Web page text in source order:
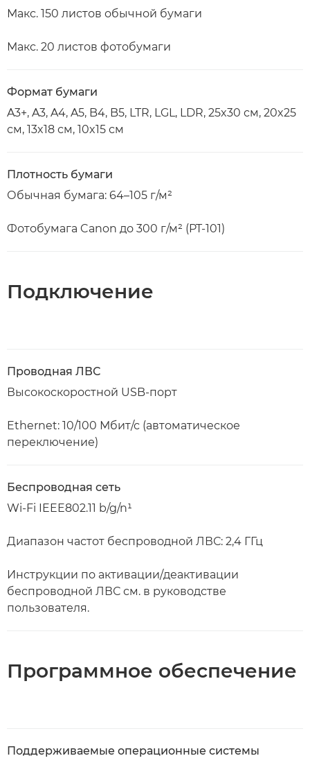
Макс. 150 листов обычной бумаги
Макс. 20 листов фотобумаги
Формат бумаги
A3+, A3, A4, A5, B4, B5, LTR, LGL, LDR, 25x30 см, 20x25
см, 13x18 см, 10x15 см
Плотность бумаги
Обычная бумага: 64–105 г/м²
Фотобумага Canon до 300 г/м² (PT-101)
Подключение
Проводная ЛВС
Высокоскоростной USB-порт
Ethernet: 10/100 Мбит/с (автоматическое
переключение)
Беспроводная сеть
Wi-Fi IEEE802.11 b/g/n¹
Диапазон частот беспроводной ЛВС: 2,4 ГГц
Инструкции по активации/деактивации
беспроводной ЛВС см. в руководстве
пользователя.
Программное обеспечение
Поддерживаемые операционные системы